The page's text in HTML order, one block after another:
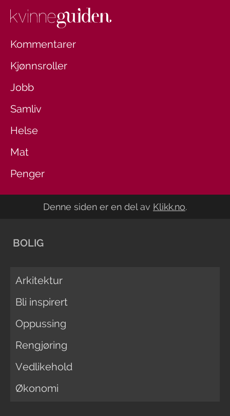
Kommentarer
Kjønnsroller
Jobb
Samliv
Helse
Mat
Penger
Denne siden er en del av Klikk.no.
BOLIG
Arkitektur
Bli inspirert
Oppussing
Rengjøring
Vedlikehold
Økonomi